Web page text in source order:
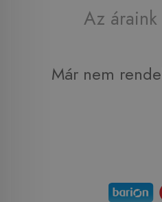
Az
Már nem